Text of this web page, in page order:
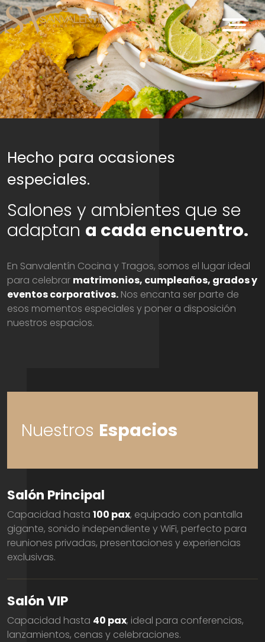
Hecho para ocasiones
especiales.
Salones y ambientes que se
adaptan a cada encuentro.
En Sanvalentín Cocina y Tragos, somos el lugar ideal
para celebrar matrimonios, cumpleaños, grados y
eventos corporativos. Nos encanta ser parte de
esos momentos especiales y poner a disposición
nuestros espacios.
Nuestros Espacios
Salón Principal
Capacidad hasta 100 pax, equipado con pantalla
gigante, sonido independiente y WiFi, perfecto para
reuniones privadas, presentaciones y experiencias
exclusivas.
Salón VIP
Capacidad hasta 40 pax, ideal para conferencias,
lanzamientos, cenas y celebraciones.